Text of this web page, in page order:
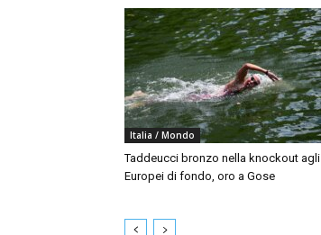
Italia / Mondo
Taddeucci bronzo nella knockout agli
Europei di fondo, oro a Gose